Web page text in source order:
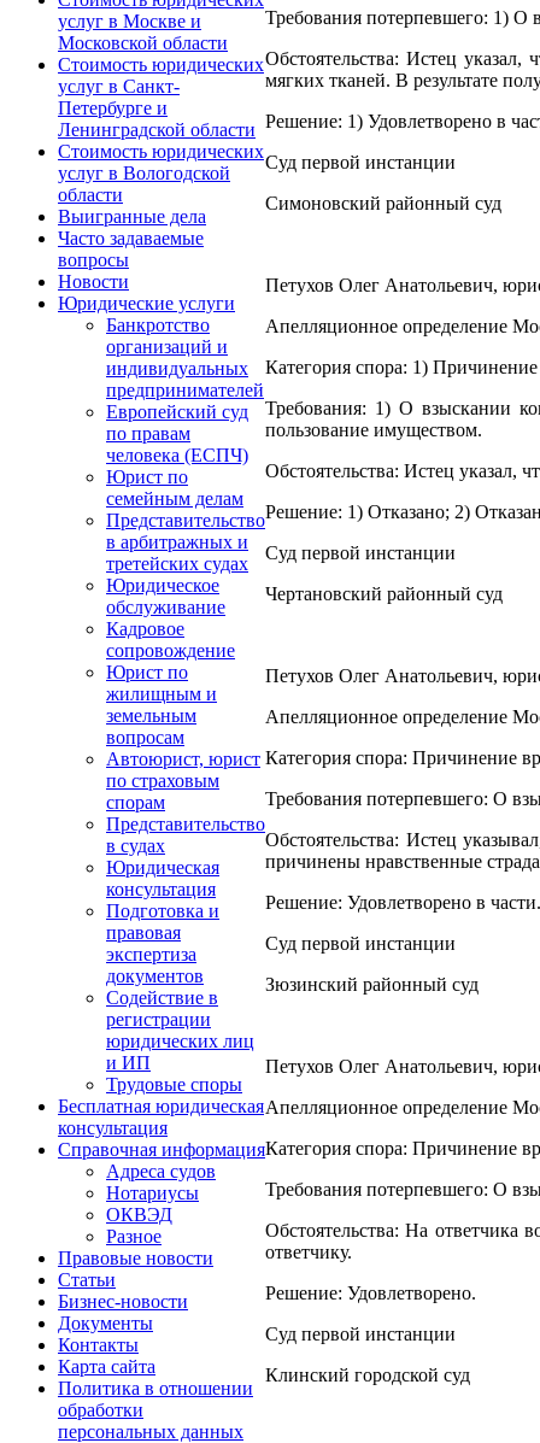
услуг в Москве и
Московской области
Стоимость юридических
услуг в Санкт-
Петербурге и
Ленинградской области
Стоимость юридических
услуг в Вологодской
области
Выигранные дела
Часто задаваемые
вопросы
Новости
Юридические услуги
Банкротство
организаций и
индивидуальных
предпринимателей
Европейский суд
по правам
человека (ЕСПЧ)
Юрист по
семейным делам
Представительство
в арбитражных и
третейских судах
Юридическое
обслуживание
Кадровое
сопровождение
Юрист по
жилищным и
земельным
вопросам
Автоюрист, юрист
по страховым
спорам
Представительство
в судах
Юридическая
консультация
Подготовка и
правовая
экспертиза
документов
Содействие в
регистрации
юридических лиц
и ИП
Трудовые споры
Бесплатная юридическая
консультация
Справочная информация
Адреса судов
Нотариусы
ОКВЭД
Разное
Правовые новости
Статьи
Бизнес-новости
Документы
Контакты
Карта сайта
Политика в отношении
обработки
персональных данных
Требования потерпевшего: 1) О
Обстоятельства: Истец
мягких тканей. В результате
Решение: 1) Удовлетворено в
Суд первой инстанции
Симоновский районный суд
Петухов Олег Анатольевич,
Апелляционное определение
Категория спора: 1)
Требования: 1) О взыскании
пользование имуществом.
Обстоятельства: Истец указал,
Решение: 1) Отказано; 2)
Суд первой инстанции
Чертановский районный суд
Петухов Олег Анатольевич,
Апелляционное определение
Категория спора: Причинение
Требования потерпевшего: О
Обстоятельства: Истец
причинены нравственные
Решение: Удовлетворено в части.
Суд первой инстанции
Зюзинский районный суд
Петухов Олег Анатольевич,
Апелляционное определение
Категория спора: Причинение
Требования потерпевшего: О
Обстоятельства: На ответчика
ответчику.
Решение: Удовлетворено.
Суд первой инстанции
Клинский городской суд